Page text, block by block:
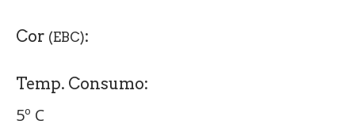
Cor (EBC):
Temp. Consumo:
5º C